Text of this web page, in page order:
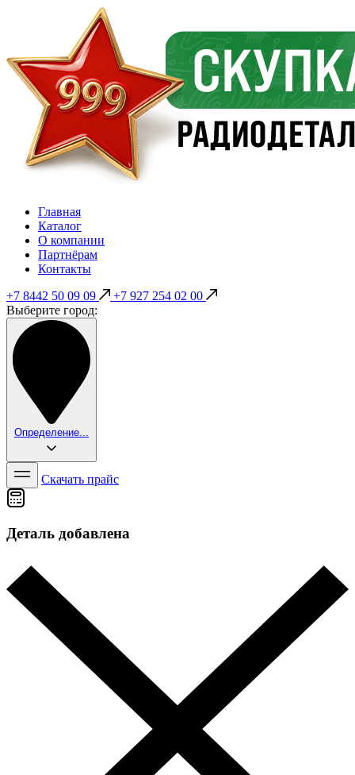
Главная
Каталог
О компании
Партнёрам
Контакты
+7 8442 50 09 09
+7 927 254 02 00
Выберите город:
Определение...
Скачать прайс
Деталь добавлена